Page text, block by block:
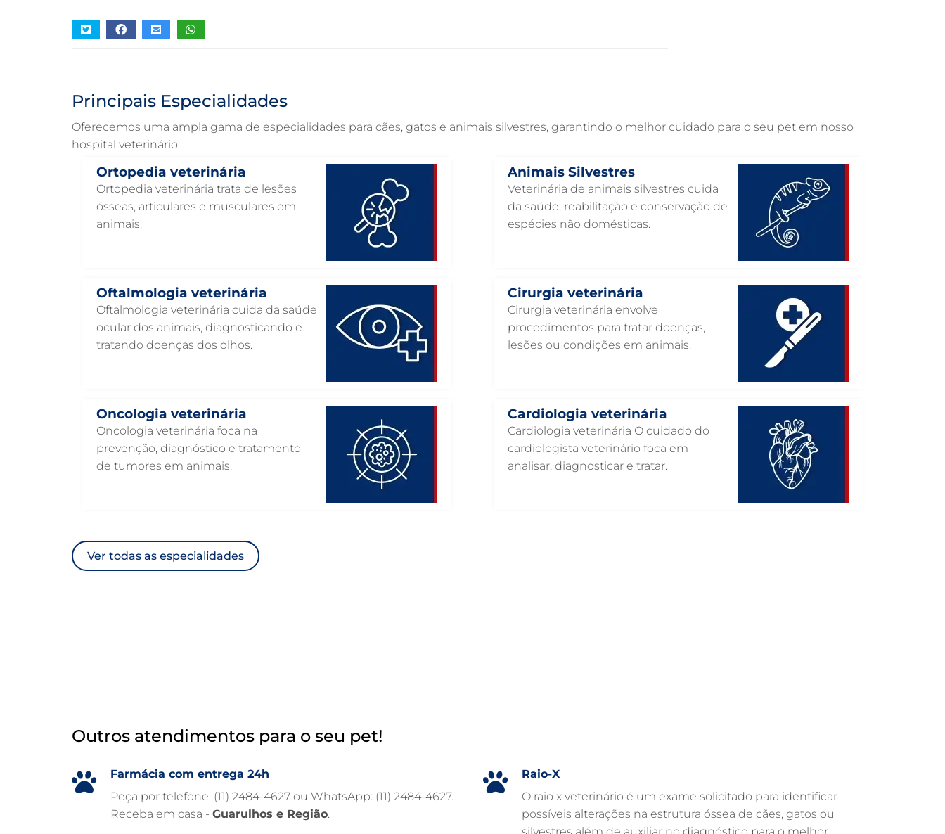
NEUROLOGIA ANIMAL EM GUARULHOS
LABORATÓRIO PET EM GUARULHOS
INTERNAÇÃO VETERINÁRIA EM
INTERNAÇÃO VETERINÁRIA 24 HORAS
INTENSIVISMO VETERINÁRIO EM
HOSPITAL VETERINÁRIO EM
GUARULHOS
HOSPITAL PARA ANIMAIS EM
HEMATOLOGIA VETERINÁRIA EM
EMERGÊNCIA VETERINÁRIA EM
GUARULHOS
Principais Especialidades
Oferecemos uma ampla gama de especialidades para cães, gatos e animais silvestres, garantindo o melhor cuidado para o seu pet em nosso
hospital veterinário.
Ortopedia veterinária
Ortopedia veterinária trata de lesões
ósseas, articulares e musculares em
animais.
Oftalmologia veterinária
Oftalmologia veterinária cuida da saúde
ocular dos animais, diagnosticando e
tratando doenças dos olhos.
Oncologia veterinária
Oncologia veterinária foca na
prevenção, diagnóstico e tratamento
de tumores em animais.
Animais Silvestres
Veterinária de animais silvestres cuida
da saúde, reabilitação e conservação de
espécies não domésticas.
Cirurgia veterinária
Cirurgia veterinária envolve
procedimentos para tratar doenças,
lesões ou condições em animais.
Cardiologia veterinária
Cardiologia veterinária O cuidado do
cardiologista veterinário foca em
analisar, diagnosticar e tratar.
Ver todas as especialidades
Outros atendimentos para o seu pet!
Farmácia com entrega 24h
Peça por telefone: (11) 2484-4627 ou WhatsApp: (11) 2484-4627.
Receba em casa - Guarulhos e Região.
Raio-X
O raio x veterinário é um exame solicitado para identificar
possíveis alterações na estrutura óssea de cães, gatos ou